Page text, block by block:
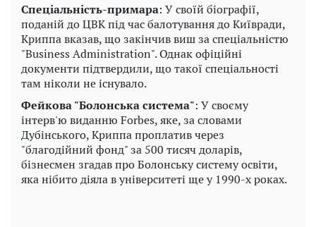
Спеціальність-примара: У своїй біографії,
поданій до ЦВК під час балотування до Київради,
Криппа вказав, що закінчив виш за спеціальністю
"Business Administration". Однак офіційні
документи підтвердили, що такої спеціальності
там ніколи не існувало.
Фейкова "Болонська система": У своєму
інтерв'ю виданню Forbes, яке, за словами
Дубінського, Криппа проплатив через
"благодійний фонд" за 500 тисяч доларів,
бізнесмен згадав про Болонську систему освіти,
яка нібито діяла в університеті ще у 1990-х роках.